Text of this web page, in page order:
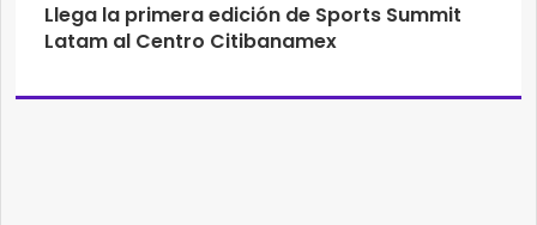
Llega la primera edición de Sports Summit
Latam al Centro Citibanamex